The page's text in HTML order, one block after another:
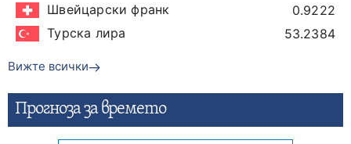
Швейцарски франк
0.9222
Турска лира
53.2384
Вижте всички
Прогнозa за времето